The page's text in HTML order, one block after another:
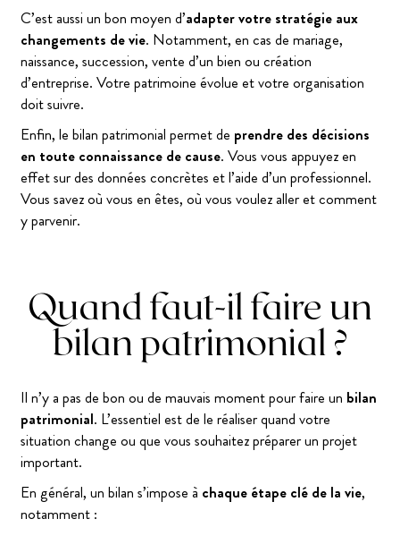
C’est aussi un bon moyen d’adapter votre stratégie aux
changements de vie. Notamment, en cas de mariage,
naissance, succession, vente d’un bien ou création
d’entreprise. Votre patrimoine évolue et votre organisation
doit suivre.
Enfin, le bilan patrimonial permet de prendre des décisions
en toute connaissance de cause. Vous vous appuyez en
effet sur des données concrètes et l’aide d’un professionnel.
Vous savez où vous en êtes, où vous voulez aller et comment
y parvenir.
Quand faut-il faire un
bilan patrimonial ?
Il n’y a pas de bon ou de mauvais moment pour faire un bilan
patrimonial. L’essentiel est de le réaliser quand votre
situation change ou que vous souhaitez préparer un projet
important.
En général, un bilan s’impose à chaque étape clé de la vie,
notamment :